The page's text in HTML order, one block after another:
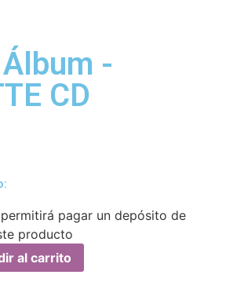
-
CD
pagar un depósito de
producto
al carrito